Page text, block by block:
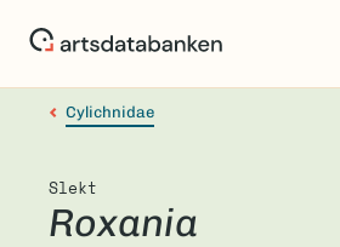
Cylichnidae
Slekt
Roxania